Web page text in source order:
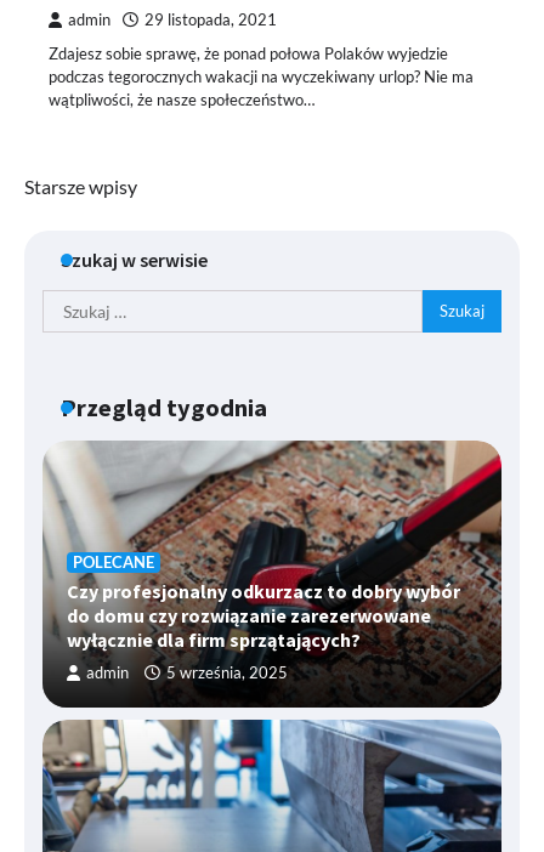
admin 29 listopada, 2021
Zdajesz sobie sprawę, że ponad połowa Polaków wyjedzie
podczas tegorocznych wakacji na wyczekiwany urlop? Nie ma
wątpliwości, że nasze społeczeństwo…
Nawigacja
wpisach
Starsze wpisy
Szukaj w serwisie
Szukaj:
Przegląd tygodnia
POLECANE
Czy profesjonalny odkurzacz to dobry wybór
do domu czy rozwiązanie zarezerwowane
wyłącznie dla firm sprzątających?
admin 5 września, 2025